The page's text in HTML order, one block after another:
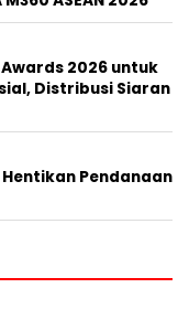
2026 untuk
Distribusi Siaran
Pendanaan